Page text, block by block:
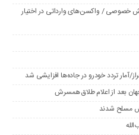
خصوصی / واکسن‌های وارداتی در اختیار
آمار تردد خودرو در جاده‌ها افزایشی شد
بعد از اعلام طلاق همسرش